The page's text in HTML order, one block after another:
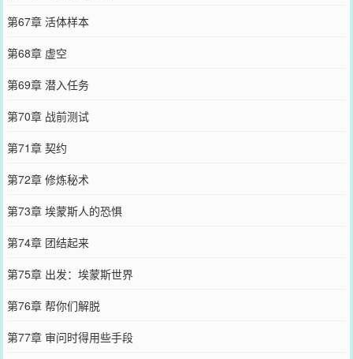
第67章 活体样本
第68章 虚空
第69章 潜入任务
第70章 战前测试
第71章 契约
第72章 修炼秘术
第73章 埃蒙斯人的恐惧
第74章 团结起来
第75章 出发：埃蒙斯世界
第76章 帮你们解脱
第77章 审问时得用些手段